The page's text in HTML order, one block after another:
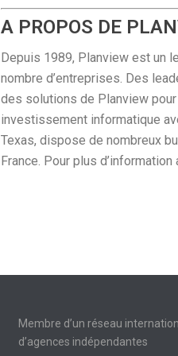
A PROPOS DE
Depuis 1989, Planview est un
nombre d’entreprises. Des
des solutions de Planview
investissement informatique
Texas, dispose de nombreux
France. Pour plus
Membre d’un réseau
d’agences indépendantes